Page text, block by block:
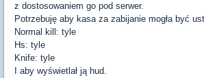
z dostosowaniem go pod serwer.
Potrzebuję aby kasa za zabijanie mogła być
Normal kill: tyle
Hs: tyle
Knife: tyle
I aby wyświetlał ją hud.